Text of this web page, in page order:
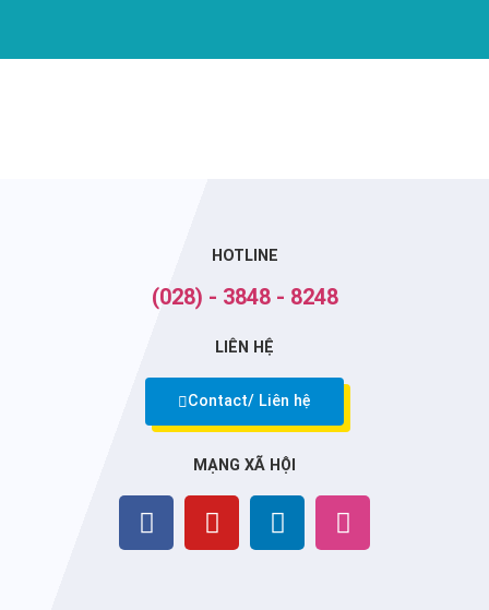
HOTLINE
(028) - 3848 - 8248
LIÊN HỆ
Contact/ Liên hệ
MẠNG XÃ HỘI